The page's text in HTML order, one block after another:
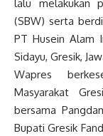
lalu melakukan
(SBW) serta
PT Husein Alam
Sidayu, Gresik,
Wapres
Masyarakat
bersama
Bupati Gresik